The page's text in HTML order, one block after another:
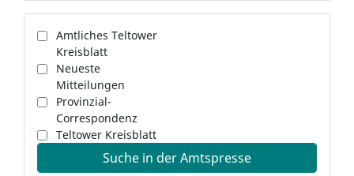
Amtliches Teltower
Kreisblatt
Neueste
Mitteilungen
Provinzial-
Correspondenz
Teltower Kreisblatt
Suche in der Amtspresse